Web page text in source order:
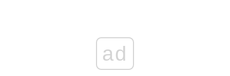
ad